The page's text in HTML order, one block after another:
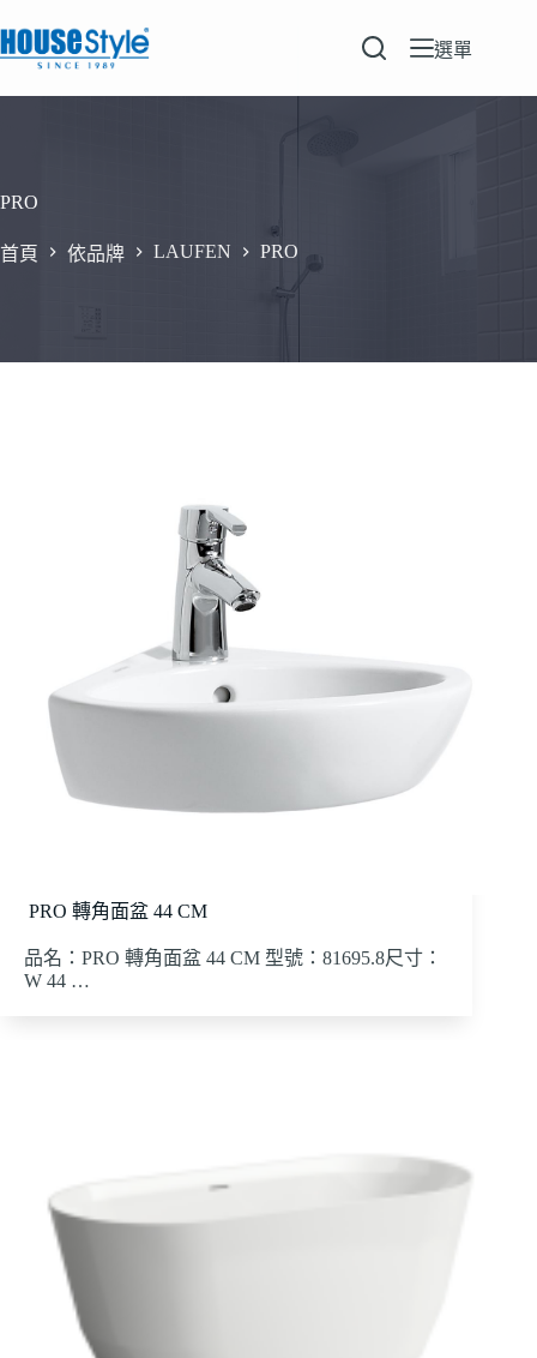
至
要
選單
PRO
首頁 依品牌 LAUFEN PRO
PRO 轉角面盆 44 CM
品名：PRO 轉角面盆 44 CM 型號：81695.8尺寸：
W 44 …